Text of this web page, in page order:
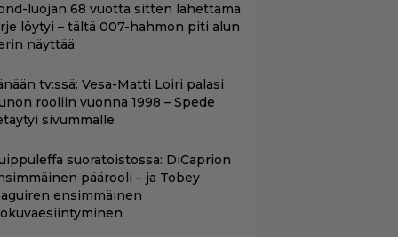
luojan 68 vuotta sitten lähettämä
löytyi – tältä 007-hahmon piti alun
näyttää
tv:ssä: Vesa-Matti Loiri palasi
rooliin vuonna 1998 – Spede
sivummalle
suoratoistossa: DiCaprion
päärooli – ja Tobey
ensimmäinen